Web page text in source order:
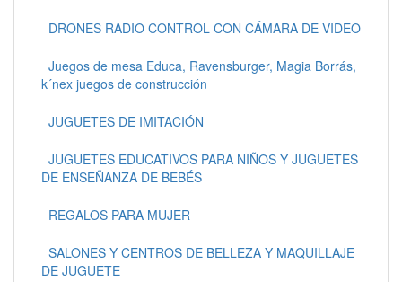
DRONES RADIO CONTROL CON CÁMARA DE VIDEO
Juegos de mesa Educa, Ravensburger, Magia Borrás,
k´nex juegos de construcción
JUGUETES DE IMITACIÓN
JUGUETES EDUCATIVOS PARA NIÑOS Y JUGUETES
DE ENSEÑANZA DE BEBÉS
REGALOS PARA MUJER
SALONES Y CENTROS DE BELLEZA Y MAQUILLAJE
DE JUGUETE